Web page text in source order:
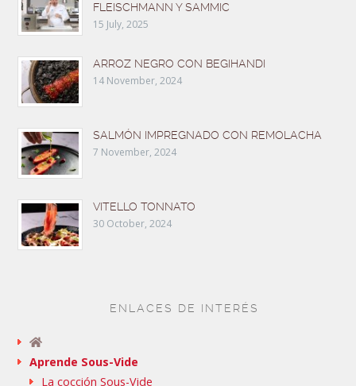
FLEISCHMANN Y SAMMIC
15 July, 2025
ARROZ NEGRO CON BEGIHANDI
14 November, 2024
SALMÓN IMPREGNADO CON REMOLACHA
7 November, 2024
VITELLO TONNATO
30 October, 2024
ENLACES DE INTERÉS
Aprende Sous-Vide
La cocción Sous-Vide